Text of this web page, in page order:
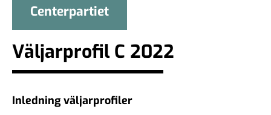
Centerpartiet
Väljarprofil C 2022
Inledning väljarprofiler